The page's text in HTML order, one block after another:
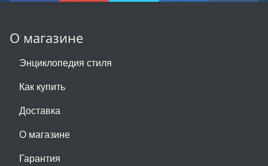
О магазине
Энциклопедия стиля
Как купить
Доставка
О магазине
Гарантия